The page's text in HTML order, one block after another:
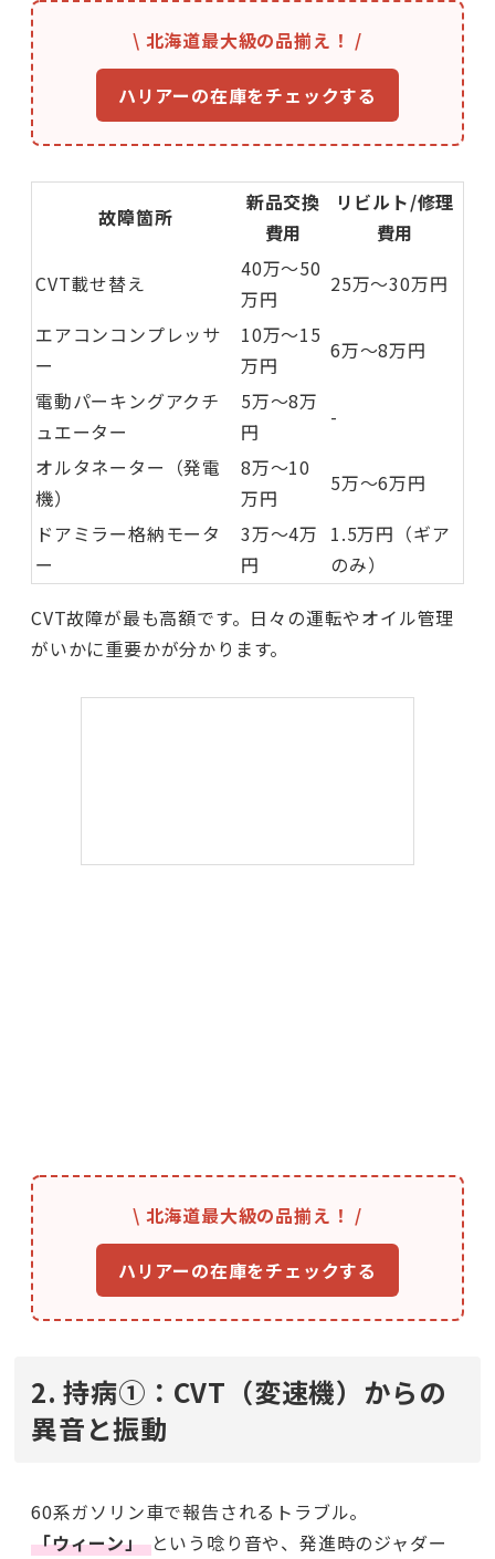
\ 北海道最大級の品揃え！ /
ハリアーの在庫をチェックする
故障箇所
新品交換
費用
リビルト/修理
費用
CVT載せ替え
40万〜50
万円
25万〜30万円
エアコンコンプレッサ
ー
10万〜15
万円
6万〜8万円
電動パーキングアクチ
ュエーター
5万〜8万
円
-
オルタネーター（発電
機）
8万〜10
万円
5万〜6万円
ドアミラー格納モータ
ー
3万〜4万
円
1.5万円（ギア
のみ）
CVT故障が最も高額です。日々の運転やオイル管理
がいかに重要かが分かります。
\ 北海道最大級の品揃え！ /
ハリアーの在庫をチェックする
2. 持病①：CVT（変速機）からの
異音と振動
60系ガソリン車で報告されるトラブル。
「ウィーン」という唸り音や、発進時のジャダー